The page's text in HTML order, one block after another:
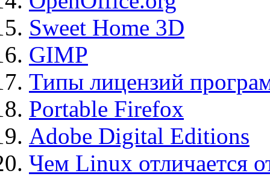
Sweet Home 3D
GIMP
Типы лицензий
Portable Firefox
Adobe Digital Editions
Чем Linux отличается